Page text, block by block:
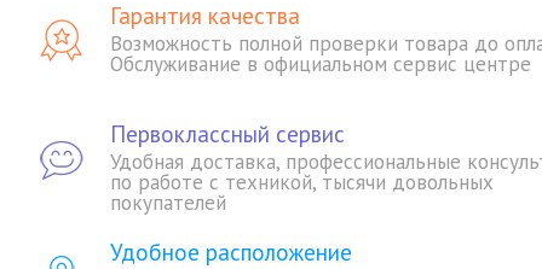
Гарантия качества
Возможность полной проверки товара до
Обслуживание в официальном сервис центре
Первоклассный сервис
Удобная доставка, профессиональные
по работе с техникой, тысячи довольных
покупателей
Удобное расположение